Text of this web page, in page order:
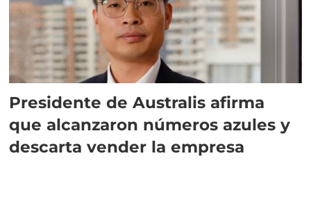
Presidente de Australis afirma
que alcanzaron números azules y
descarta vender la empresa